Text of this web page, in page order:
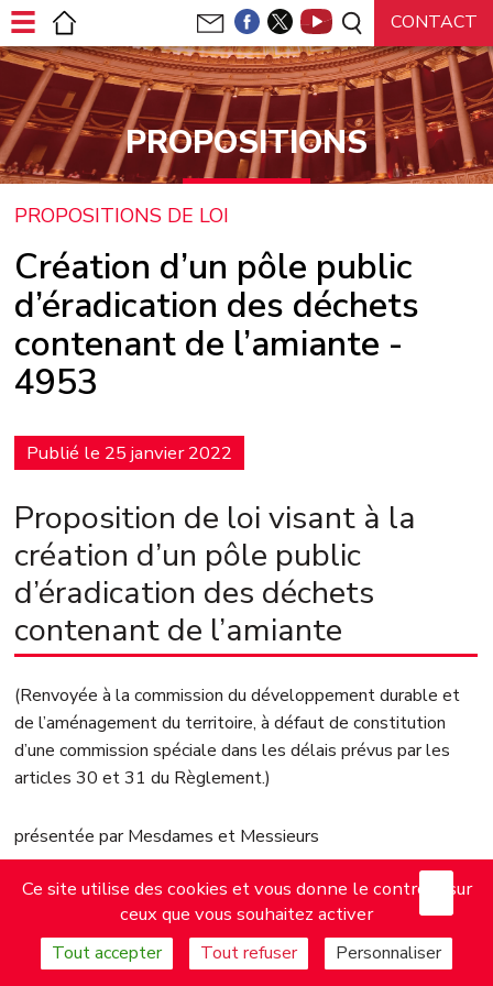
PROPOSITIONS
PROPOSITIONS DE LOI
Création d’un pôle public
d’éradication des déchets
contenant de l’amiante -
4953
Publié le 25 janvier 2022
Proposition de loi visant à la
création d’un pôle public
d’éradication des déchets
contenant de l’amiante
(Renvoyée à la commission du développement durable et
de l’aménagement du territoire, à défaut de constitution
d’une commission spéciale dans les délais prévus par les
articles 30 et 31 du Règlement.)
présentée par Mesdames et Messieurs
Pierre DHARRÉVILLE, Moetai BROTHERSON, Alain
BRUNEEL, Marie‑George BUFFET, André CHASSAIGNE,
Jean‑Paul DUFRÈGNE, Elsa FAUCILLON, Sébastien
Panneau de gestion des cookies
Ce site utilise des cookies et vous donne le contrôle sur
ceux que vous souhaitez activer
Tout accepter Tout refuser Personnaliser